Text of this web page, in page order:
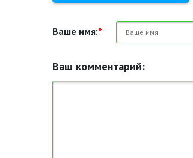
Ваше имя:*
Ваш комментарий: